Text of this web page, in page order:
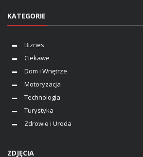
KATEGORIE
Biznes
Ciekawe
Dom i Wnętrze
Motoryzacja
Technologia
Turystyka
Zdrowie i Uroda
ZDJĘCIA